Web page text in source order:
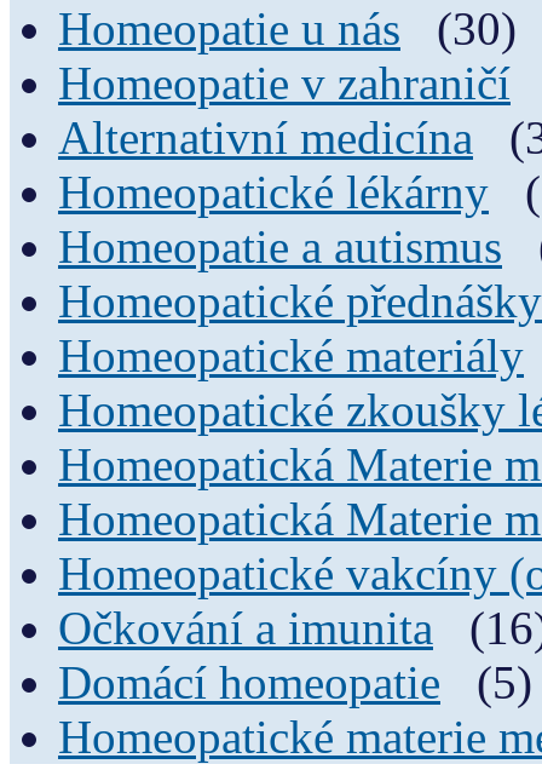
Homeopatie u nás
(30)
Homeopatie v zahraničí
Alternativní medicína
Homeopatické lékárny
Homeopatie a autismus
Homeopatické přednášky
Homeopatické materiály
Homeopatické zkoušky
Homeopatická Materie
Homeopatická Materie
Homeopatické vakcíny
Očkování a imunita
Domácí homeopatie
(5)
Homeopatické materie